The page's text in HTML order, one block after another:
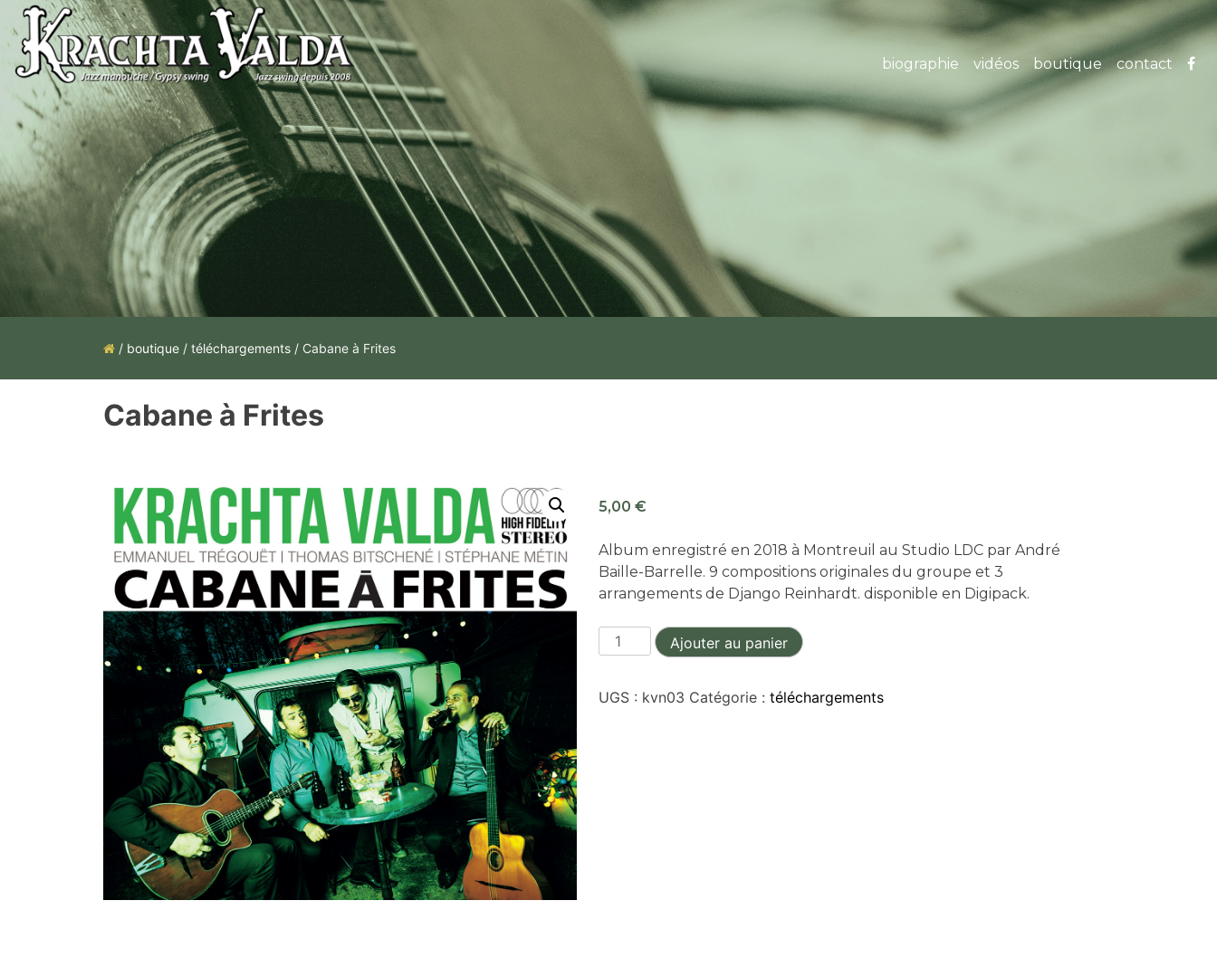
Skip
to
content
biographie vidéos boutique contact
/ boutique / téléchargements / Cabane à Frites
Cabane à Frites
5,00€
Album enregistré en 2018 à Montreuil au Studio LDC par André
Baille-Barrelle. 9 compositions originales du groupe et 3
arrangements de Django Reinhardt. disponible en Digipack.
quantité
de
à
Ajouter au panier
UGS : kvn03 Catégorie :téléchargements